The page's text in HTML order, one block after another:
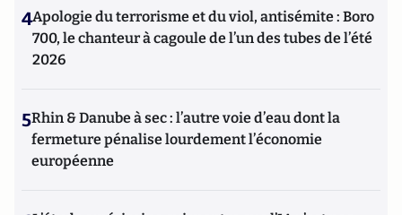
4Apologie du terrorisme et du viol, antisémite : Boro
700, le chanteur à cagoule de l’un des tubes de l’été
2026
5Rhin & Danube à sec : l’autre voie d’eau dont la
fermeture pénalise lourdement l’économie
européenne